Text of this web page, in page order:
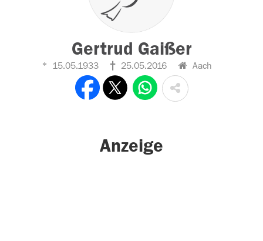
Gertrud Gaißer
15.05.1933 25.05.2016 Aach
Anzeige